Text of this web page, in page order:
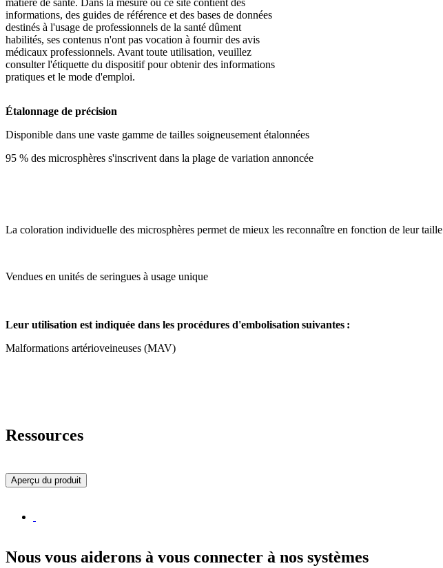
matière de santé. Dans la mesure où ce site contient des
informations, des guides de référence et des bases de données
destinés à l'usage de professionnels de la santé dûment
habilités, ses contenus n'ont pas vocation à fournir des avis
médicaux professionnels. Avant toute utilisation, veuillez
consulter l'étiquette du dispositif pour obtenir des informations
pratiques et le mode d'emploi.
Étalonnage de précision
Disponible dans une vaste gamme de tailles soigneusement étalonnées
95 % des microsphères s'inscrivent dans la plage de variation annoncée
La coloration individuelle des microsphères permet de mieux les reconnaître en fonction de leur taille
Vendues en unités de seringues à usage unique
Leur utilisation est indiquée dans les procédures d'embolisation suivantes :
Malformations artérioveineuses (MAV)
Ressources
Aperçu du produit
Nous vous aiderons à vous connecter à nos systèmes